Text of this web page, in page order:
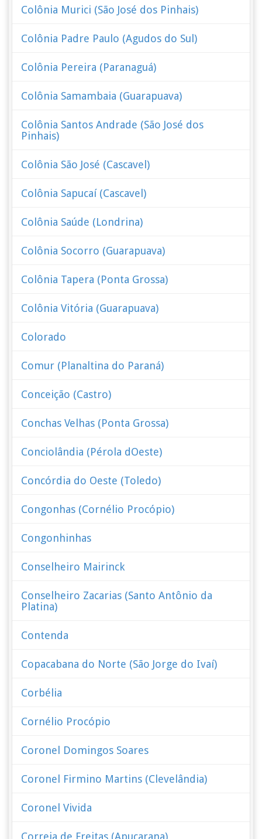
Colônia Murici (São José dos Pinhais)
Colônia Padre Paulo (Agudos do Sul)
Colônia Pereira (Paranaguá)
Colônia Samambaia (Guarapuava)
Colônia Santos Andrade (São José dos
Pinhais)
Colônia São José (Cascavel)
Colônia Sapucaí (Cascavel)
Colônia Saúde (Londrina)
Colônia Socorro (Guarapuava)
Colônia Tapera (Ponta Grossa)
Colônia Vitória (Guarapuava)
Colorado
Comur (Planaltina do Paraná)
Conceição (Castro)
Conchas Velhas (Ponta Grossa)
Conciolândia (Pérola dOeste)
Concórdia do Oeste (Toledo)
Congonhas (Cornélio Procópio)
Congonhinhas
Conselheiro Mairinck
Conselheiro Zacarias (Santo Antônio da
Platina)
Contenda
Copacabana do Norte (São Jorge do Ivaí)
Corbélia
Cornélio Procópio
Coronel Domingos Soares
Coronel Firmino Martins (Clevelândia)
Coronel Vivida
Correia de Freitas (Apucarana)